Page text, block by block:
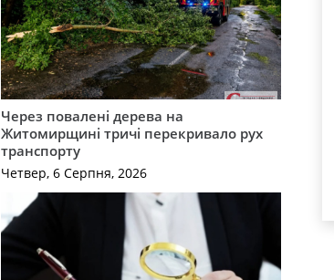
Через повалені дерева на
Житомирщині тричі перекривало рух
транспорту
Четвер, 6 Серпня, 2026